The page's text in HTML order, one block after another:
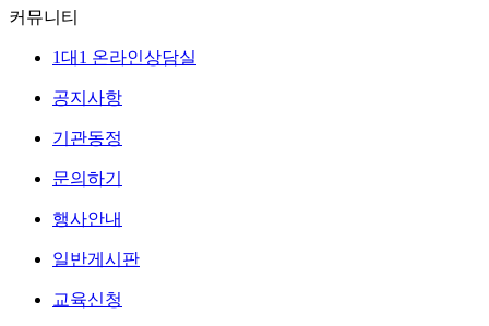
커뮤니티
1대1 온라인상담실
공지사항
기관동정
문의하기
행사안내
일반게시판
교육신청